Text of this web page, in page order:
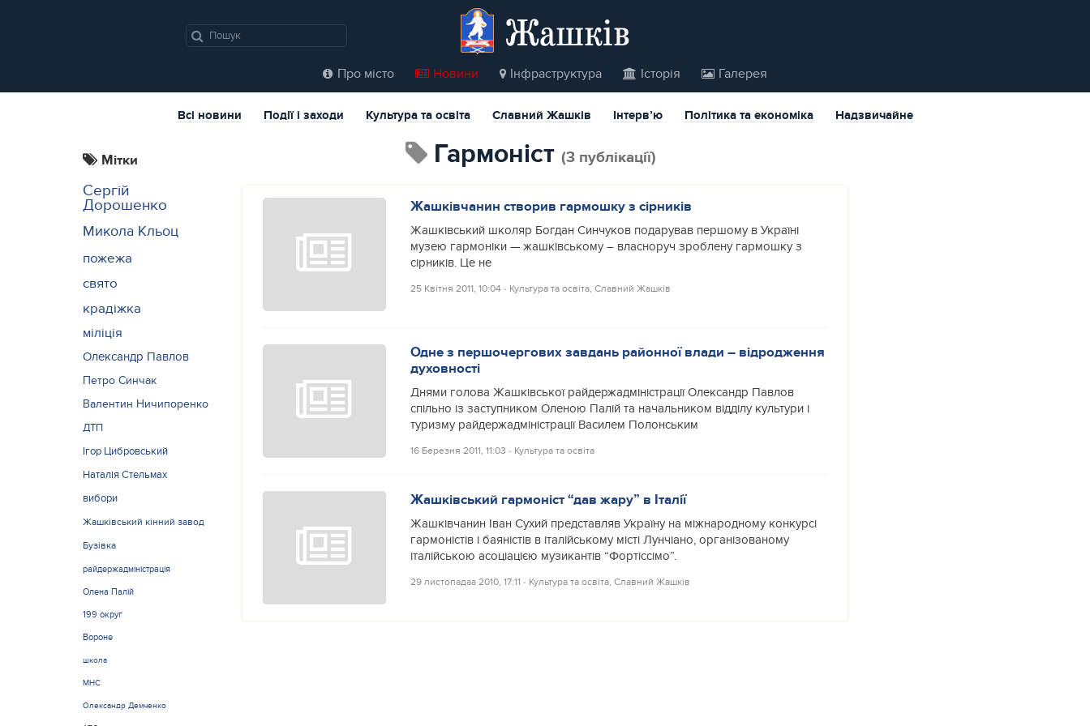
Жашків
Про місто Новини Інфраструктура Історія Галерея
Всі новини Події і заходи Культура та освіта Славний Жашків Інтерв’ю Політика та економіка Надзвичайне
Мітки
Сергій
Дорошенко
Микола Кльоц
пожежа
свято
крадіжка
міліція
Олександр Павлов
Петро Синчак
Валентин Ничипоренко
ДТП
Ігор Цибровський
Наталія Стельмах
вибори
Жашківський кінний завод
Бузівка
райдержадміністрація
Олена Палій
199 округ
Вороне
школа
МНС
Олександр Демченко
гармоніст (3 публікації)
Жашківчанин створив гармошку з сірників
Жашківський школяр Богдан Синчуков подарував першому в Україні
музею гармоніки — жашківському – власноруч зроблену гармошку з
сірників. Це не
25 Квітня 2011, 10:04 ‐ Культура та освіта, Славний Жашків
Одне з першочергових завдань районної влади – відродження
духовності
Днями голова Жашківської райдержадміністрації Олександр Павлов
спільно із заступником Оленою Палій та начальником відділу культури і
туризму райдержадміністрації Василем Полонським
16 Березня 2011, 11:03 ‐ Культура та освіта
Жашківський гармоніст “дав жару” в Італії
Жашківчанин Іван Сухий представляв Україну на міжнародному конкурсі
гармоністів і баяністів в італійському місті Лунчіано, організованому
італійською асоціацією музикантів “Фортіссімо”.
29 листопадаа 2010, 17:11 ‐ Культура та освіта, Славний Жашків